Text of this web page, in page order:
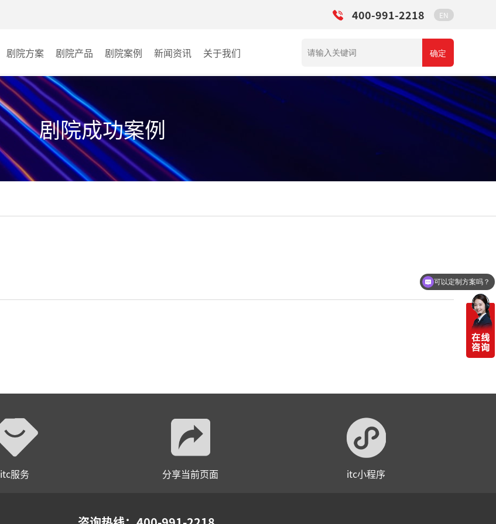
400-991-2218 EN
剧院方案 剧院产品
卓越演出系列
AI智慧沉浸式扩声系统
AI智慧声光影系统
轻松悦唱KT系列
剧院案例
音乐厅
其它
新闻资讯 关于我们 确定
剧院成功案例
itc服务 分享当前页面 itc小程序
可以定制方案吗？